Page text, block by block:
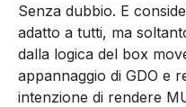
Senza dubbio. E
adatto a tutti, ma
dalla logica del box
appannaggio di GDO e
intenzione di rendere